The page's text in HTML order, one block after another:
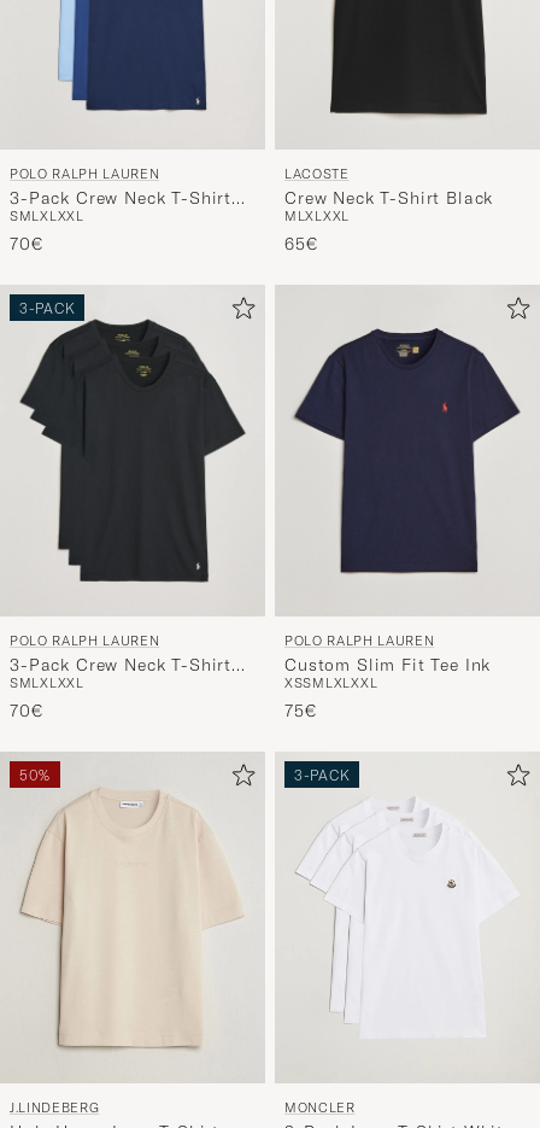
POLO RALPH LAUREN
3-Pack Crew Neck T-Shirt
Navy/Light Navy/Elite Blue
SMLXLXXL
70€
LACOSTE
Crew Neck T-Shirt Black
M LXLXXL
65€
3-PACK
POLO RALPH LAUREN
3-Pack Crew Neck T-Shirt
Black
SMLXLXXL
70€
POLO RALPH LAUREN
Custom Slim Fit Tee Ink
XSSM LXLXXL
75€
50%
J.LINDEBERG
3-PACK
MONCLER